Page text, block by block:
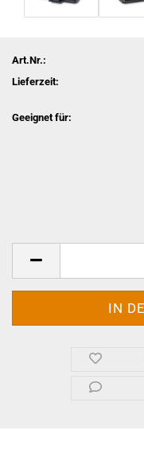
Art.Nr.:
Lieferzeit:
Geeignet für: